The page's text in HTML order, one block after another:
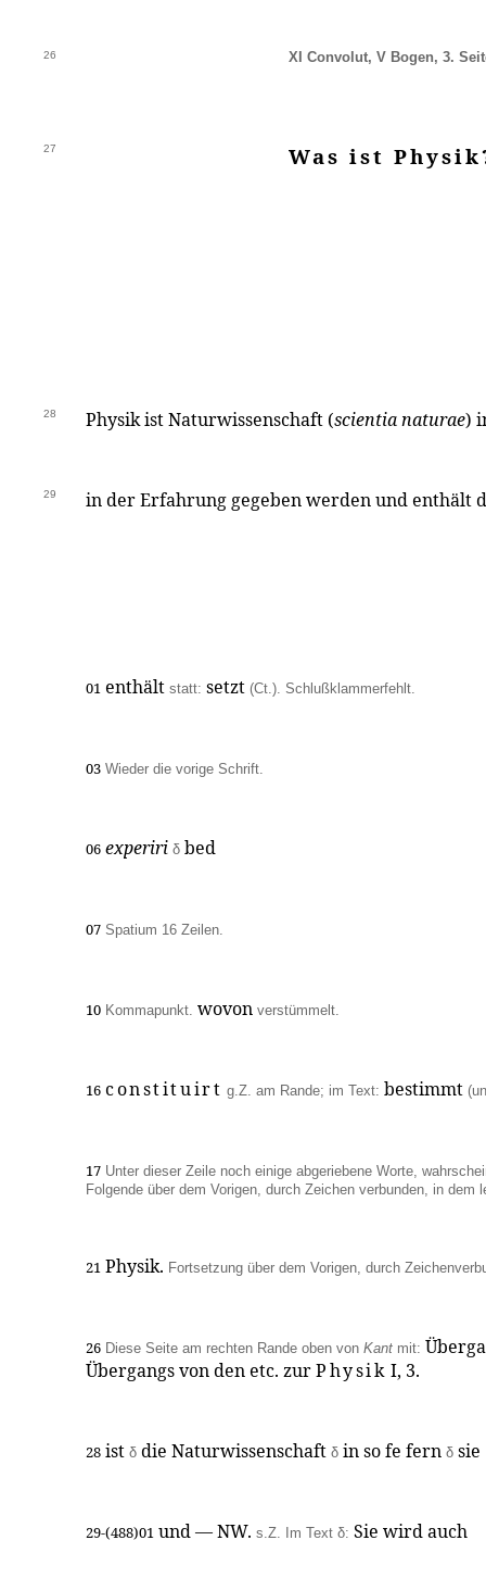
26 XI Convolut, V Bogen, 3.
27 Was ist
28 Physik ist Naturwissenschaft (scientia naturae)
29 in der Erfahrung gegeben werden und enthält
01 enthält statt: setzt (Ct.). Schlußklammerfehlt.
03 Wieder die vorige Schrift.
06 experiri δ bed
07 Spatium 16 Zeilen.
10 Kommapunkt. wovon verstümmelt.
16 constituirt g.Z. am Rande; im Text: bestimmt
17 Unter dieser Zeile noch einige abgeriebene Worte,
Folgende über dem Vorigen, durch Zeichen verbunden, in dem
21 Physik. Fortsetzung über dem Vorigen, durch
26 Diese Seite am rechten Rande oben von Kant mit:
Übergangs von den etc. zurPhysik I, 3.
28 ist δ die Naturwissenschaft δ in so fe fern δ sie
29-(488)01 und — NW. s.Z. Im Text δ: Sie wird auch